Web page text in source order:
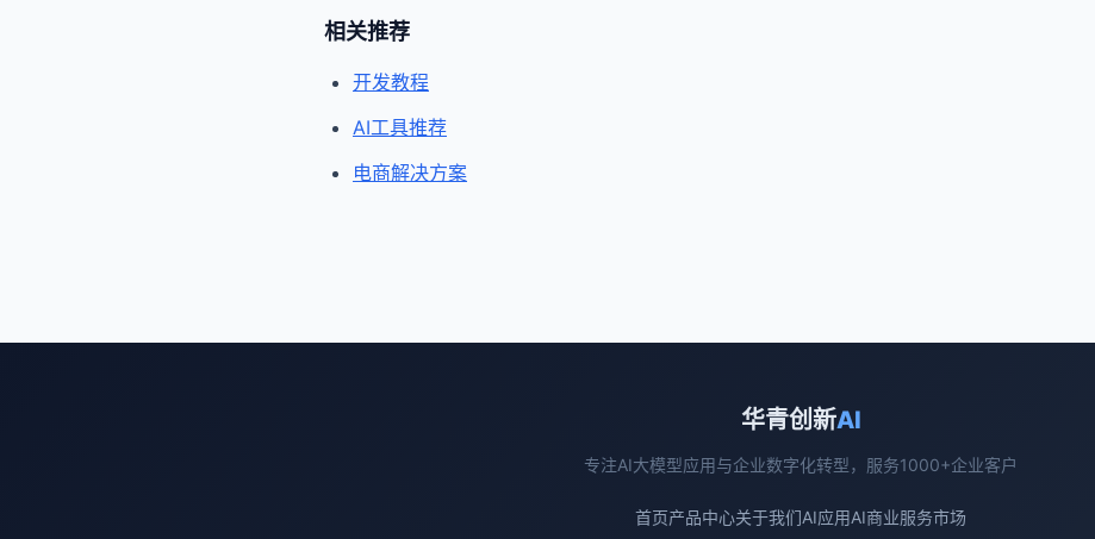
相关推荐
开发教程
AI工具推荐
电商解决方案
华青创新AI
专注AI大模型应用与企业数字化转型，服务1000+企业客户
首页产品中心关于我们AI应用AI商业服务市场